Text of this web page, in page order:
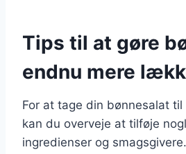
Tips til at gøre
endnu mere
For at tage din bønnesalat
kan du overveje at tilføje
ingredienser og